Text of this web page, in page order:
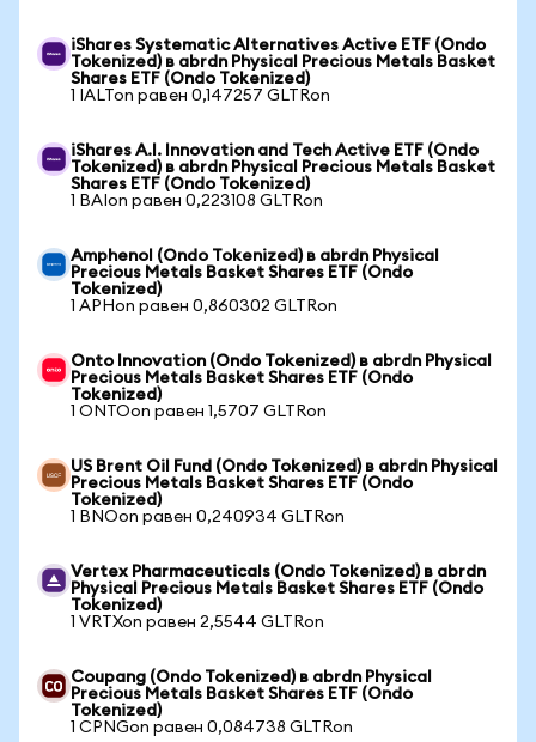
iShares Systematic Alternatives Active ETF (Ondo
Tokenized) в abrdn Physical Precious Metals Basket
Shares ETF (Ondo Tokenized)
1 IALTon равен 0,147257 GLTRon
iShares A.I. Innovation and Tech Active ETF (Ondo
Tokenized) в abrdn Physical Precious Metals Basket
Shares ETF (Ondo Tokenized)
1 BAIon равен 0,223108 GLTRon
Amphenol (Ondo Tokenized) в abrdn Physical
Precious Metals Basket Shares ETF (Ondo
Tokenized)
1 APHon равен 0,860302 GLTRon
Onto Innovation (Ondo Tokenized) в abrdn Physical
Precious Metals Basket Shares ETF (Ondo
Tokenized)
1 ONTOon равен 1,5707 GLTRon
US Brent Oil Fund (Ondo Tokenized) в abrdn Physical
Precious Metals Basket Shares ETF (Ondo
Tokenized)
1 BNOon равен 0,240934 GLTRon
Vertex Pharmaceuticals (Ondo Tokenized) в abrdn
Physical Precious Metals Basket Shares ETF (Ondo
Tokenized)
1 VRTXon равен 2,5544 GLTRon
Coupang (Ondo Tokenized) в abrdn Physical
Precious Metals Basket Shares ETF (Ondo
Tokenized)
1 CPNGon равен 0,084738 GLTRon